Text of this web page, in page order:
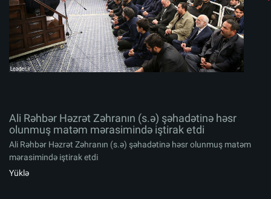
Albomu yüklə:
Ali Rəhbər Həzrət Zəhranın (s.ə) şəhadətinə həsr
olunmuş matəm mərasimində iştirak etdi
Ali Rəhbər Həzrət Zəhranın (s.ə) şəhadətinə həsr olunmuş matəm
mərasimində iştirak etdi
Yüklə